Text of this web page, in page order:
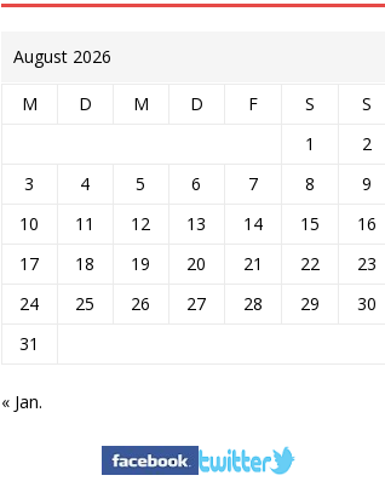
August 2026
M D M D F S
S
1
2
3
4 5 6 7 8
9
10
11 12 13 14 15
16
17
18 19 20 21 22
23
24
25 26 27 28 29
30
31
« Jan.